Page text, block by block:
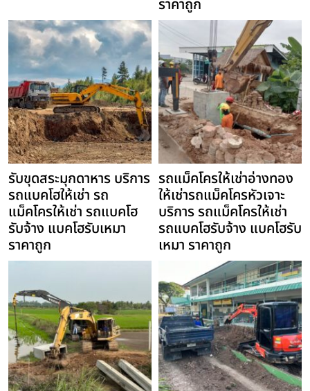
ราคาถูก
รับขุดสระมุกดาหาร บริการ
รถแบคโฮให้เช่า รถ
แม็คโครให้เช่า รถแบคโฮ
รับจ้าง แบคโฮรับเหมา
ราคาถูก
รถแม็คโครให้เช่าอ่างทอง
ให้เช่ารถแม็คโครหัวเจาะ
บริการ รถแม็คโครให้เช่า
รถแบคโฮรับจ้าง แบคโฮรับ
เหมา ราคาถูก